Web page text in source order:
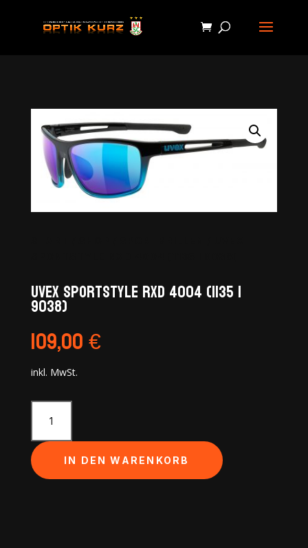
Uvex Sportstyle RXd 4004 (1135 I
9038)
109,00€
inkl. MwSt.
Uvex
Sportstyle
RXd
4004
(1135
IN DEN WARENKORB